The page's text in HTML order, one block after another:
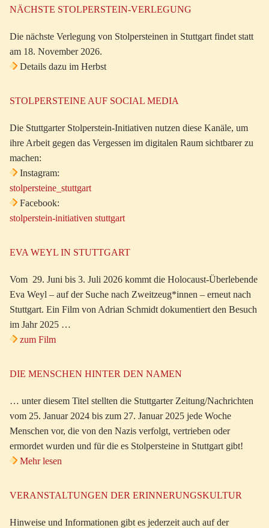
NÄCHSTE STOLPERSTEIN-VERLEGUNG
Die nächste Verlegung von Stolpersteinen in Stuttgart findet statt
am 18. November 2026.
Details dazu im Herbst
STOLPERSTEINE AUF SOCIAL MEDIA
Die Stuttgarter Stolperstein-Initiativen nutzen diese Kanäle, um
ihre Arbeit gegen das Vergessen im digitalen Raum sichtbarer zu
machen:
Instagram:
stolpersteine_stuttgart
Facebook:
stolperstein-initiativen stuttgart
EVA WEYL IN STUTTGART
Vom 29. Juni bis 3. Juli 2026 kommt die Holocaust-Überlebende
Eva Weyl – auf der Suche nach Zweitzeug*innen – erneut nach
Stuttgart. Ein Film von Adrian Schmidt dokumentiert den Besuch
im Jahr 2025 …
zum Film
DIE MENSCHEN HINTER DEN NAMEN
… unter diesem Titel stellten die Stuttgarter Zeitung/Nachrichten
vom 25. Januar 2024 bis zum 27. Januar 2025 jede Woche
Menschen vor, die von den Nazis verfolgt, vertrieben oder
ermordet wurden und für die es Stolpersteine in Stuttgart gibt!
Mehr lesen
VERANSTALTUNGEN DER ERINNERUNGSKULTUR
Hinweise und Informationen gibt es jederzeit auch auf der